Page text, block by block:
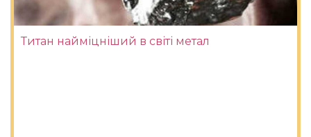
Титан найміцніший в світі метал